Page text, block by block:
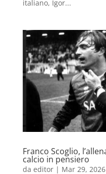
italiano, Igor...
Franco Scoglio,
calcio in pensiero
da editor| Mar 29, 2026